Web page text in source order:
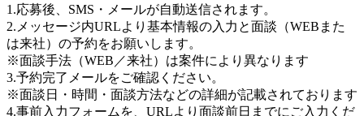
1.応募後、SMS・メールが自動送信されます。
2.メッセージ内URLより基本情報の入力と面談（WEBまた
は来社）の予約をお願いします。
※面談手法（WEB／来社）は案件により異なります
3.予約完了メールをご確認ください。
※面談日・時間・面談方法などの詳細が記載されております
4.事前入力フォームを、URLより面談前日までにご入力くだ